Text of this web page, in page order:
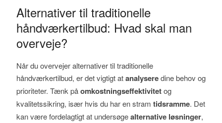
Alternativer til traditionelle
håndværkertilbud: Hvad skal man
overveje?
Når du overvejer alternativer til traditionelle
håndværkertilbud, er det vigtigt atanalyseredine behov og
prioriteter. Tænk påomkostningseffektivitetog
kvalitetssikring, især hvis du har en stram tidsramme. Det
kan være fordelagtigt at undersøgealternative løsninger,